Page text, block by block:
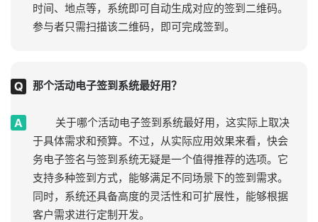
时间、地点等，系统即可自动生成对应的签到二维码。
参与者只需扫描该二维码，即可完成签到。
那个活动电子签到系统最好用？
关于哪个活动电子签到系统最好用，这实际上取决
于具体需求和预算。不过，从实际应用效果来看，快会
务电子签名与签到系统无疑是一个值得推荐的选项。它
支持多种签到方式，能够满足不同场景下的签到需求。
同时，系统还具备高度的灵活性和可扩展性，能够根据
客户需求进行定制开发。